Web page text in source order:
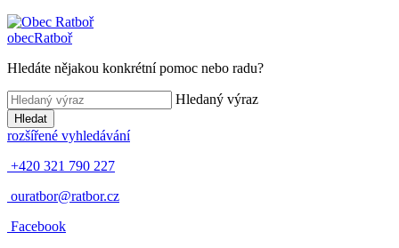
obecRatboř
Hledáte nějakou konkrétní pomoc nebo radu?
Hledaný výraz
Hledat
rozšířené vyhledávání
+420 321 790 227
ouratbor@ratbor.cz
Facebook